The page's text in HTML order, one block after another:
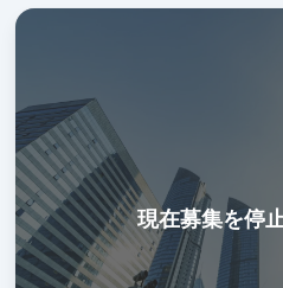
現在募集を停